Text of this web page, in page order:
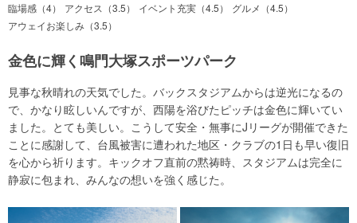
臨場感（4） アクセス（3.5） イベント充実（4.5）
グルメ（4.5）
アウェイお楽しみ（3.5）
金色に輝く鳴門大塚スポーツパーク
見事な秋晴れの天気でした。バックスタジアムからは逆光になるの
で、かなり眩しいんですが、西陽を浴びたピッチは金色に輝いてい
ました。とても美しい。こうして安全・無事にJリーグが開催できた
ことに感謝して、台風被害に遭われた地区・クラブの1日も早い復旧
を心から祈ります。キックオフ直前の黙祷時、スタジアムは完全に
静寂に包まれ、みんなの想いを強く感じた。